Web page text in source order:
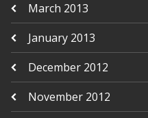
March 2013
January 2013
December 2012
November 2012